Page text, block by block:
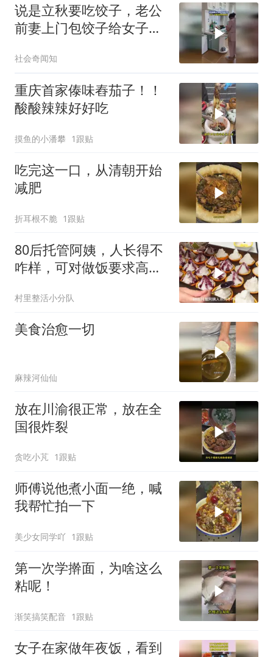
说是立秋要吃饺子，老公
前妻上门包饺子给女子
素馅的
社会奇闻知
重庆首家傣味舂茄子！！
酸酸辣辣好好吃
摸鱼的小潘攀 1跟贴
吃完这一口，从清朝开始
减肥
折耳根不脆 1跟贴
80后托管阿姨，人长得不
咋样，可对做饭要求高标
村里整活小分队
美食治愈一切
麻辣河仙仙
放在川渝很正常，放在全
国很炸裂
贪吃小芃 1跟贴
师傅说他煮小面一绝，喊
我帮忙拍一下
美少女同学吖 1跟贴
第一次学擀面，为啥这么
粘呢！
渐笑搞笑配音 1跟贴
女子在家做年夜饭，看到